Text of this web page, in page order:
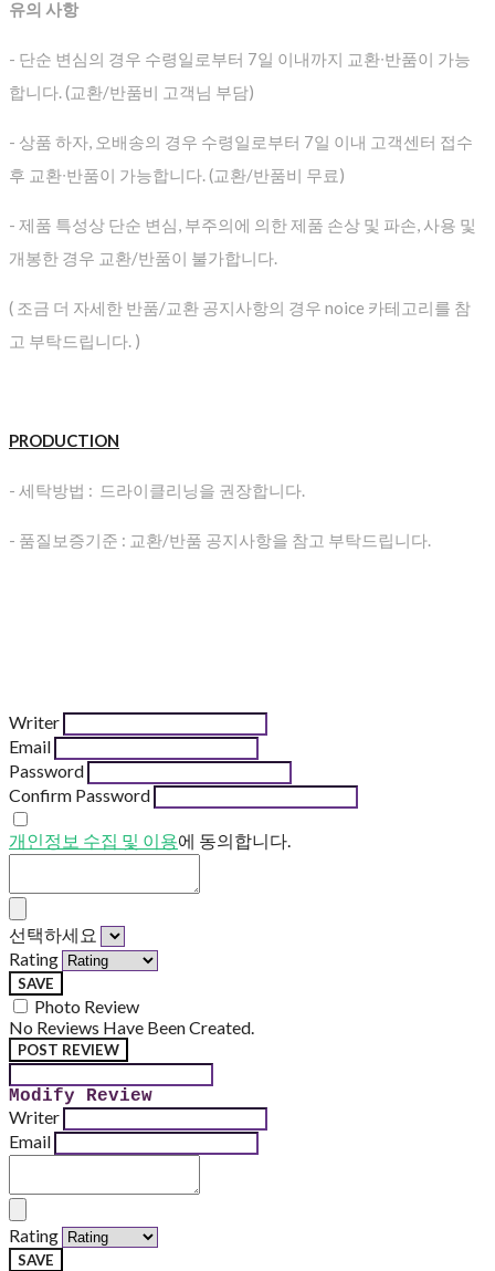
유의 사항
- 단순 변심의 경우 수령일로부터 7일 이내까지 교환∙반품이 가능
합니다. (교환/반품비 고객님 부담)
- 상품 하자, 오배송의 경우 수령일로부터 7일 이내 고객센터 접수
후 교환∙반품이 가능합니다. (교환/반품비 무료)
- 제품 특성상 단순 변심, 부주의에 의한 제품 손상 및 파손, 사용 및
개봉한 경우 교환/반품이 불가합니다.
( 조금 더 자세한 반품/교환 공지사항의 경우 noice 카테고리를 참
고 부탁드립니다. )
PRODUCTION
- 세탁방법 : 드라이클리닝을 권장합니다.
- 품질보증기준 : 교환/반품 공지사항을 참고 부탁드립니다.
Writer
Email
Password
Confirm Password
개인정보 수집 및 이용에 동의합니다.
선택하세요
Rating
SAVE
Photo Review
No Reviews Have Been Created.
POST REVIEW
Modify Review
Writer
Email
Rating
SAVE